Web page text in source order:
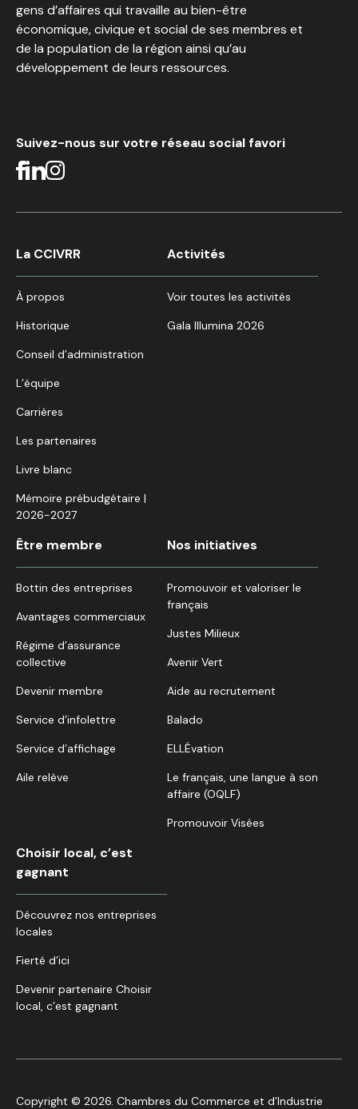
gens d’affaires qui travaille au bien-être
économique, civique et social de ses membres et
de la population de la région ainsi qu’au
développement de leurs ressources.
Suivez-nous sur votre réseau social favori
La CCIVRR
À propos
Historique
Conseil d’administration
L’équipe
Carrières
Les partenaires
Livre blanc
Mémoire prébudgétaire |
2026-2027
Activités
Voir toutes les activités
Gala Illumina 2026
Être membre
Bottin des entreprises
Avantages commerciaux
Régime d’assurance
collective
Devenir membre
Service d’infolettre
Service d’affichage
Aile relève
Nos initiatives
Promouvoir et valoriser le
français
Justes Milieux
Avenir Vert
Aide au recrutement
Balado
ELLÉvation
Le français, une langue à son
affaire (OQLF)
Promouvoir Visées
Choisir local, c’est
gagnant
Découvrez nos entreprises
locales
Fierté d’ici
Devenir partenaire Choisir
local, c’est gagnant
Copyright © 2026. Chambres du Commerce et d’Industrie